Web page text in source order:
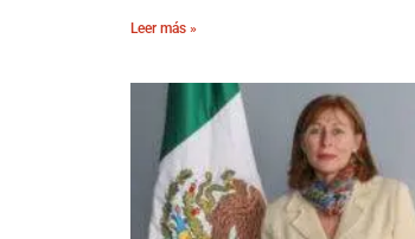
Leer más »